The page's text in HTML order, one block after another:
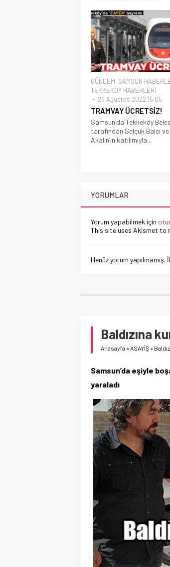
GÜNDEM, SAMSUN
TEKKEKÖY HABERLERİ
26 Ağustos 2022 15:05
TRAMVAY ÜCRETSİZ!
Samsun'da Tekkeköy
tarafından Selçuk Balcı
Akalın’ın katılımıyla...
YORUMLAR
Yorum yapabilmek için
This site uses Akismet to
Henüz yorum
Baldızına
Anasayfa »ASAYİŞ »
Samsun’da eşiyle
yaraladı